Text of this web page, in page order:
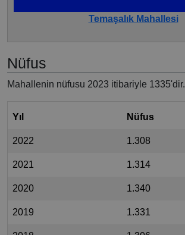
Temaşalık Mahallesi
Nüfus
Mahallenin nüfusu 2023 itibariyle 1335'dir.
Yıl Nüfus
2022 1.308
2021 1.314
2020 1.340
2019 1.331